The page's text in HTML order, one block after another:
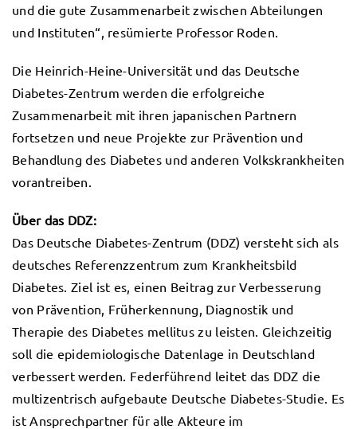
und die gute Zusammenarbeit zwischen Abteilungen
und Instituten“, resümierte Professor Roden.
Die Heinrich-Heine-Universität und das Deutsche
Diabetes-Zentrum werden die erfolgreiche
Zusammenarbeit mit ihren japanischen Partnern
fortsetzen und neue Projekte zur Prävention und
Behandlung des Diabetes und anderen Volkskrankheiten
vorantreiben.
Über das DDZ:
Das Deutsche Diabetes-Zentrum (DDZ) versteht sich als
deutsches Referenzzentrum zum Krankheitsbild
Diabetes. Ziel ist es, einen Beitrag zur Verbesserung
von Prävention, Früherkennung, Diagnostik und
Therapie des Diabetes mellitus zu leisten. Gleichzeitig
soll die epidemiologische Datenlage in Deutschland
verbessert werden. Federführend leitet das DDZ die
multizentrisch aufgebaute Deutsche Diabetes-Studie. Es
ist Ansprechpartner für alle Akteure im